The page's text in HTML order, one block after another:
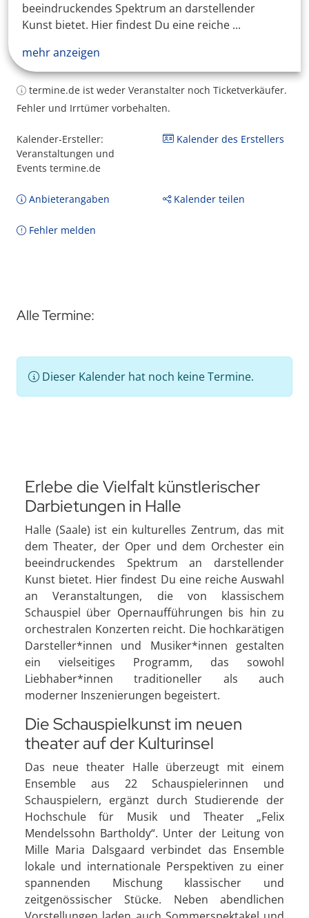
beeindruckendes Spektrum an darstellender
Kunst bietet. Hier findest Du eine reiche ...
mehr anzeigen
termine.de ist weder Veranstalter noch Ticketverkäufer.
Fehler und Irrtümer vorbehalten.
Kalender-Ersteller:
Veranstaltungen und
Events termine.de
Kalender des Erstellers
Anbieterangaben Kalender teilen
Fehler melden
Alle Termine:
Dieser Kalender hat noch keine Termine.
Erlebe die Vielfalt künstlerischer
Darbietungen in Halle
Halle (Saale) ist ein kulturelles Zentrum, das mit
dem Theater, der Oper und dem Orchester ein
beeindruckendes Spektrum an darstellender
Kunst bietet. Hier findest Du eine reiche Auswahl
an Veranstaltungen, die von klassischem
Schauspiel über Opernaufführungen bis hin zu
orchestralen Konzerten reicht. Die hochkarätigen
Darsteller*innen und Musiker*innen gestalten
ein vielseitiges Programm, das sowohl
Liebhaber*innen traditioneller als auch
moderner Inszenierungen begeistert.
Die Schauspielkunst im neuen
theater auf der Kulturinsel
Das neue theater Halle überzeugt mit einem
Ensemble aus 22 Schauspielerinnen und
Schauspielern, ergänzt durch Studierende der
Hochschule für Musik und Theater „Felix
Mendelssohn Bartholdy“. Unter der Leitung von
Mille Maria Dalsgaard verbindet das Ensemble
lokale und internationale Perspektiven zu einer
spannenden Mischung klassischer und
zeitgenössischer Stücke. Neben abendlichen